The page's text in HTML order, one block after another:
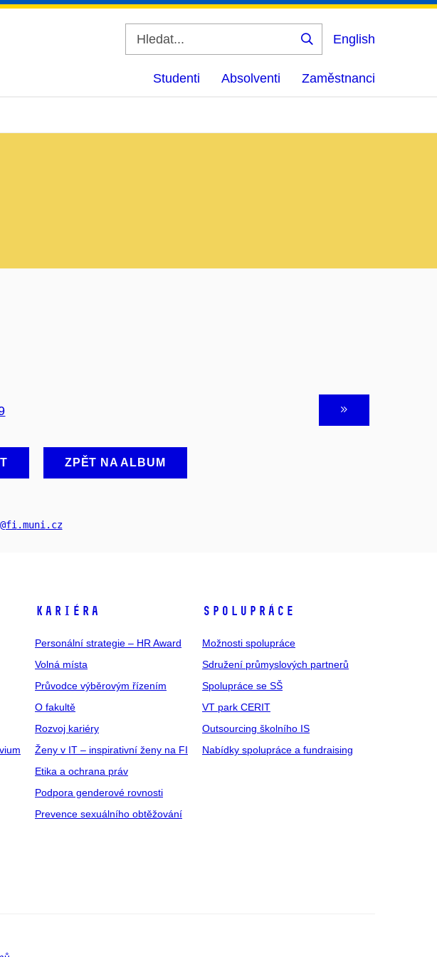
Vyhledat
English
Studenti Absolventi Zaměstnanci
ZPĚT NA ALBUM
@fi .muni .cz
KARIÉRA
Personální strategie – HR Award
Volná místa
Průvodce výběrovým řízením
O fakultě
Rozvoj kariéry
Ženy v IT – inspirativní ženy na FI
Etika a ochrana práv
Podpora genderové rovnosti
Prevence sexuálního obtěžování
SPOLUPRÁCE
Možnosti spolupráce
Sdružení průmyslových partnerů
Spolupráce se SŠ
VT park CERIT
Outsourcing školního IS
Nabídky spolupráce a fundraising